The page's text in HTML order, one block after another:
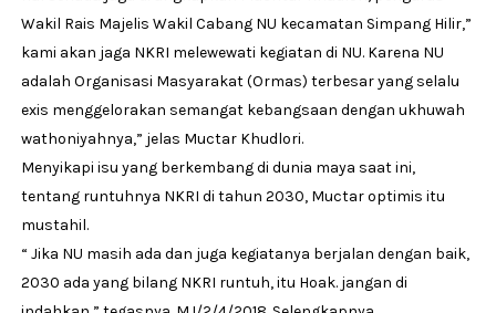
Wakil Rais Majelis Wakil Cabang NU kecamatan Simpang Hilir,”
kami akan jaga NKRI melewewati kegiatan di NU. Karena NU
adalah Organisasi Masyarakat (Ormas) terbesar yang selalu
exis menggelorakan semangat kebangsaan dengan ukhuwah
wathoniyahnya,” jelas Muctar Khudlori.
Menyikapi isu yang berkembang di dunia maya saat ini,
tentang runtuhnya NKRI di tahun 2030, Muctar optimis itu
mustahil.
“ Jika NU masih ada dan juga kegiatanya berjalan dengan baik,
2030 ada yang bilang NKRI runtuh, itu Hoak. jangan di